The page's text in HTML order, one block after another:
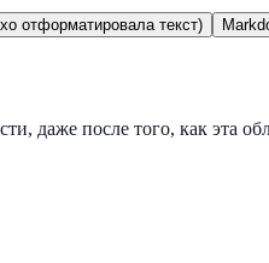
отформатировала текст)
даже после того, как эта